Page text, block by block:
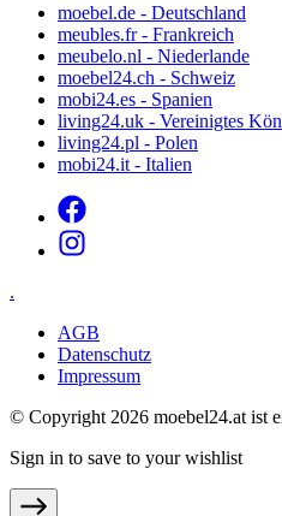
moebel.de - Deutschland
meubles.fr - Frankreich
meubelo.nl - Niederlande
moebel24.ch - Schweiz
mobi24.es - Spanien
living24.uk - Vereinigtes
living24.pl - Polen
mobi24.it - Italien
.
AGB
Datenschutz
Impressum
© Copyright 2026 moebel24.at ist
Sign in to save to your wishlist